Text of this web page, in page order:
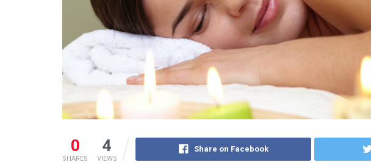
0
SHARES
4
VIEWS
Share on Facebook